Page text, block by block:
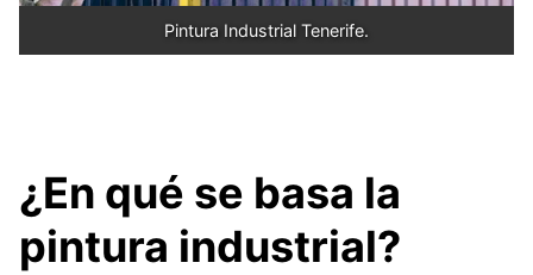
Pintura Industrial Tenerife.
¿En qué se basa la
pintura industrial?